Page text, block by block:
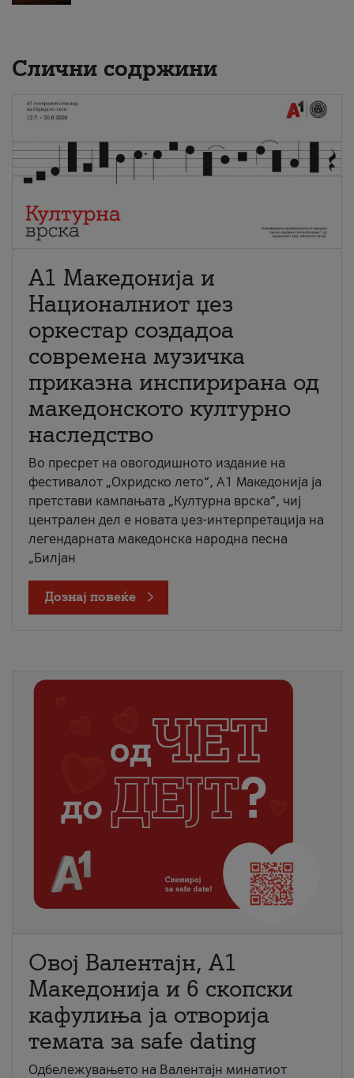
Слични содржини
А1 Македонија и
Националниот џез
оркестар создадоа
современа музичка
приказна инспирирана од
македонското културно
наследство
Во пресрет на овогодишното издание на
фестивалот „Охридско лето“, А1 Македонија ја
претстави кампањата „Културна врска“, чиј
централен дел е новата џез-интерпретација на
легендарната македонска народна песна
„Билјан
Дознај повеќе
Овој Валентајн, A1
Македонија и 6 скопски
кафулиња ја отворија
темата за safe dating
Одбележувањето на Валентајн минатиот